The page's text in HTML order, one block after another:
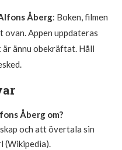
Åberg: Boken, filmen
Appen uppdateras
är ännu obekräftat. Håll
Åberg om?
och att övertala sin
(Wikipedia).